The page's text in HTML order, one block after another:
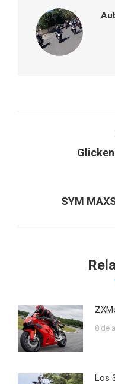
navigation
SYM
8 de
Los